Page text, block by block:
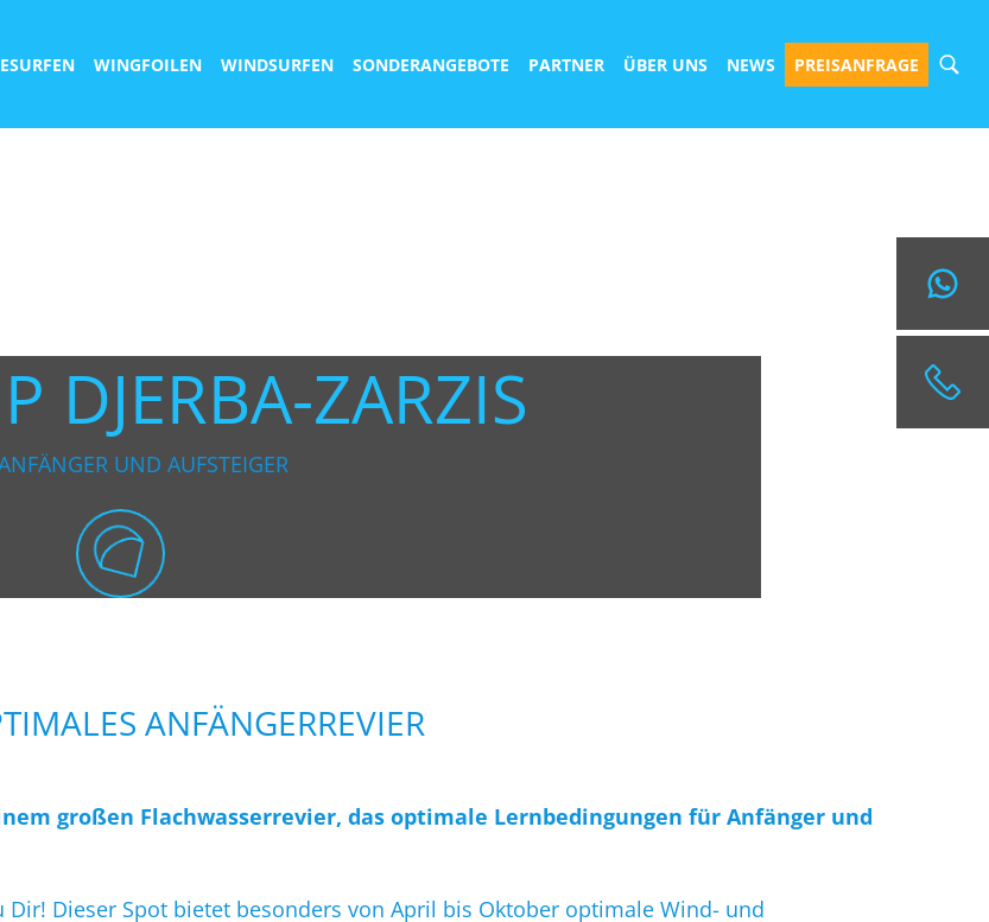
WINGFOILEN WINDSURFEN SONDERANGEBOTE PARTNER ÜBER UNS NEWS PREISANFRAGE
ANGEBOT ANFORDERN
DJERBA-ZARZIS
UND AUFSTEIGER
ANFÄNGERREVIER
großen Flachwasserrevier, das optimale Lernbedingungen für Anfänger und
Dir! Dieser Spot bietet besonders von April bis Oktober optimale Wind- und